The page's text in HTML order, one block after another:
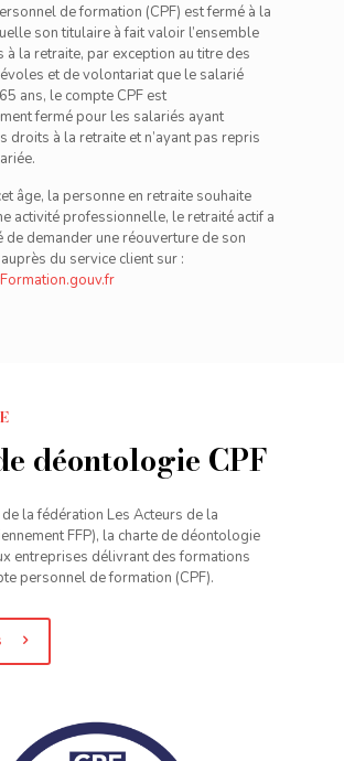
de formation (CPF) est fermé à la
son titulaire à fait valoir l’ensemble
à la retraite, par exception au titre des
et de volontariat que le salarié
ans, le compte CPF est
fermé pour les salariés ayant
droits à la retraite et n’ayant pas repris
âge, la personne en retraite souhaite
activité professionnelle, le retraité actif a
demander une réouverture de son
du service client sur :
déontologie CPF
de la fédération Les Acteurs de la
FFP), la charte de déontologie
entreprises délivrant des formations
personnel de formation (CPF).